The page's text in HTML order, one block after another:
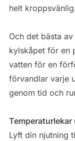
helt
Och det bästa
kylskåpet för en
vatten för en
förvandlar varje
genom tid och
Temperaturlekar
Lyft din njutning